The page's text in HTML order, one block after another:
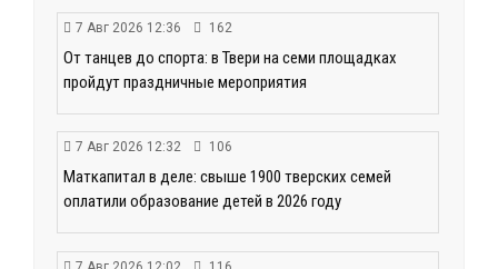
7 Авг 2026 12:36 162
От танцев до спорта: в Твери на семи площадках
пройдут праздничные мероприятия
7 Авг 2026 12:32 106
Маткапитал в деле: свыше 1900 тверских семей
оплатили образование детей в 2026 году